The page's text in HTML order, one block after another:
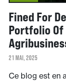
Fined For
Portfolio Of
21 MAI, 2025
Ce blog est en